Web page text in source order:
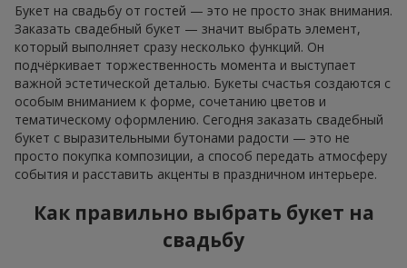
Букет на свадьбу от гостей — это не просто знак внимания.
Заказать свадебный букет — значит выбрать элемент,
который выполняет сразу несколько функций. Он
подчёркивает торжественность момента и выступает
важной эстетической деталью. Букеты счастья создаются с
особым вниманием к форме, сочетанию цветов и
тематическому оформлению. Сегодня заказать свадебный
букет с выразительными бутонами радости — это не
просто покупка композиции, а способ передать атмосферу
события и расставить акценты в праздничном интерьере.
Как правильно выбрать букет на
свадьбу